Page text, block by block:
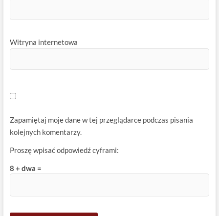
Witryna internetowa
Zapamiętaj moje dane w tej przeglądarce podczas pisania
kolejnych komentarzy.
Proszę wpisać odpowiedź cyframi:
8 + dwa =